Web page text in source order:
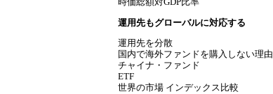
運用先もグローバルに対応する
運用先を分散
国内で海外ファンドを購入しない理由
チャイナ・ファンド
ETF
世界の市場 インデックス比較